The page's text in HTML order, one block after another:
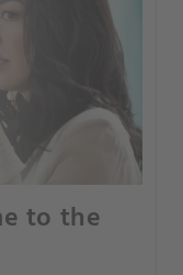
to the